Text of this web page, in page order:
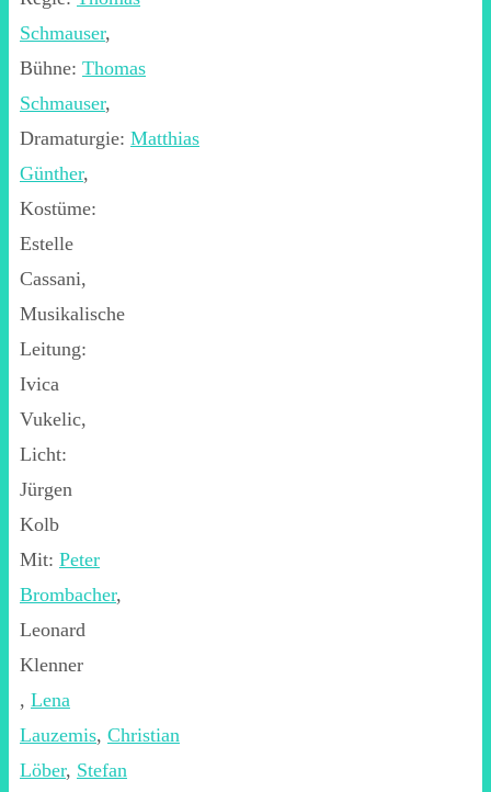
Schmauser,
Bühne: Thomas
Schmauser,
Dramaturgie: Matthias
Günther,
Kostüme:
Estelle
Cassani,
Musikalische
Leitung:
Ivica
Vukelic,
Licht:
Jürgen
Kolb
Mit: Peter
Brombacher,
Leonard
Klenner
, Lena
Lauzemis, Christian
Löber, Stefan